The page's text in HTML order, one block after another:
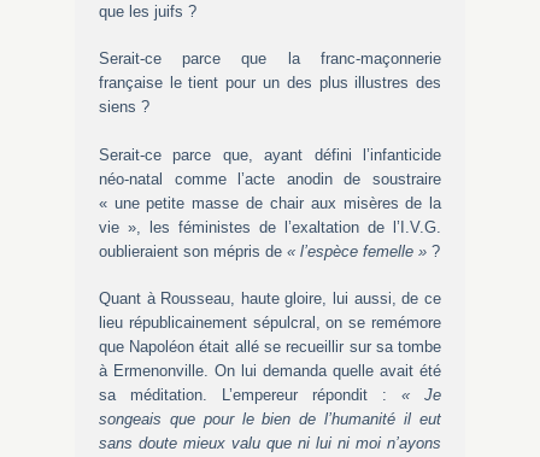
que les juifs ?
Serait-ce parce que la franc-maçonnerie
française le tient pour un des plus illustres des
siens ?
Serait-ce parce que, ayant défini l’infanticide
néo-natal comme l’acte anodin de soustraire
« une petite masse de chair aux misères de la
vie », les féministes de l’exaltation de l’I.V.G.
oublieraient son mépris de « l’espèce femelle »?
Quant à Rousseau, haute gloire, lui aussi, de ce
lieu républicainement sépulcral, on se remémore
que Napoléon était allé se recueillir sur sa tombe
à Ermenonville. On lui demanda quelle avait été
sa méditation. L’empereur répondit :« Je
songeais que pour le bien de l’humanité il eut
sans doute mieux valu que ni lui ni moi n’ayons